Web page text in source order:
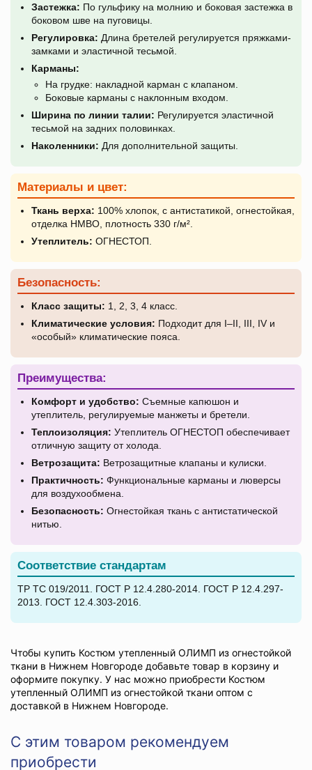
Застежка: По гульфику на молнию и боковая застежка в
боковом шве на пуговицы.
Регулировка: Длина бретелей регулируется пряжками-
замками и эластичной тесьмой.
Карманы:
На грудке: накладной карман с клапаном.
Боковые карманы с наклонным входом.
Ширина по линии талии: Регулируется эластичной
тесьмой на задних половинках.
Наколенники: Для дополнительной защиты.
Материалы и цвет:
Ткань верха: 100% хлопок, с антистатикой, огнестойкая,
отделка НМВО, плотность 330 г/м².
Утеплитель: ОГНЕСТОП.
Безопасность:
Класс защиты: 1, 2, 3, 4 класс.
Климатические условия: Подходит для I–II, III, IV и
«особый» климатические пояса.
Преимущества:
Комфорт и удобство: Съемные капюшон и
утеплитель, регулируемые манжеты и бретели.
Теплоизоляция: Утеплитель ОГНЕСТОП обеспечивает
отличную защиту от холода.
Ветрозащита: Ветрозащитные клапаны и кулиски.
Практичность: Функциональные карманы и люверсы
для воздухообмена.
Безопасность: Огнестойкая ткань с антистатической
нитью.
Соответствие стандартам
ТР ТС 019/2011. ГОСТ Р 12.4.280-2014. ГОСТ Р 12.4.297-
2013. ГОСТ 12.4.303-2016.
Чтобы купить Костюм утепленный ОЛИМП из огнестойкой
ткани в Нижнем Новгороде добавьте товар в корзину и
оформите покупку. У нас можно приобрести Костюм
утепленный ОЛИМП из огнестойкой ткани оптом с
доставкой в Нижнем Новгороде.
С этим товаром рекомендуем
приобрести